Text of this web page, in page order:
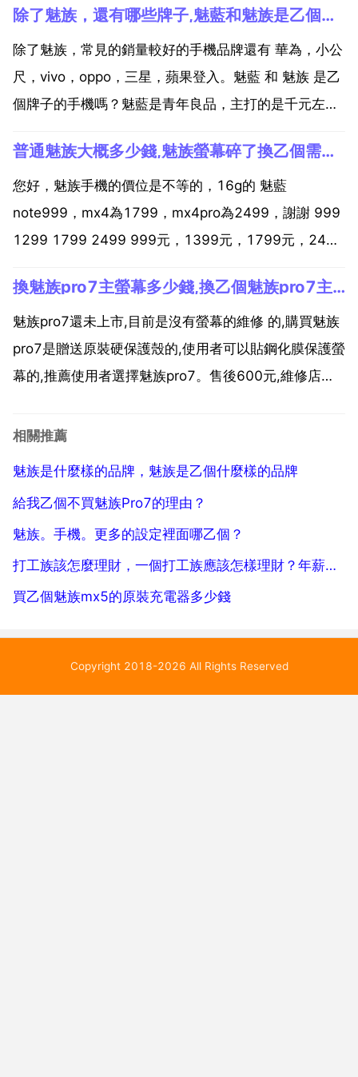
除了魅族，還有哪些牌子,魅藍和魅族是乙個牌子的手機嗎？
除了魅族，常見的銷量較好的手機品牌還有 華為，小公
尺，vivo，oppo，三星，蘋果登入。魅藍 和 魅族 是乙
個牌子的手機嗎？魅藍是青年良品，主打的是千元左右
使用者可以到當地的魅族專賣店體驗真機，選擇一款最
喜歡的機型入手。你好，魅族 和魅藍是乙個牌子的...
普通魅族大概多少錢,魅族螢幕碎了換乙個需要多少錢
您好，魅族手機的價位是不等的，16g的 魅藍
note999，mx4為1799，mx4pro為2499，謝謝 999
1299 1799 2499 999元，1399元，1799元，2499
族mx4螢幕的保外指導價是510，使用者可以攜帶購機
憑證 保...
換魅族pro7主螢幕多少錢,換乙個魅族pro7主螢幕多少錢
魅族pro7還未上市,目前是沒有螢幕的維修 的,購買魅族
pro7是贈送原裝硬保護殼的,使用者可以貼鋼化膜保護螢
幕的,推薦使用者選擇魅族pro7。售後600元,維修店
外屏麼 魅族pro6plus是一體式螢幕,是不區分內外屏的,
相關推薦
魅族是什麼樣的品牌，魅族是乙個什麼樣的品牌
給我乙個不買魅族Pro7的理由？
魅族。手機。更多的設定裡面哪乙個？
打工族該怎麼理財，一個打工族應該怎樣理財？年薪大概在5萬左右 打算年存款3萬。怎樣才能做到？
買乙個魅族mx5的原裝充電器多少錢
Copyright 2018-2026 All Rights Reserved